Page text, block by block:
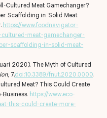
Cultured Meat Gamechanger?
Scaffolding in ‘Solid Meat
https://www.foodnavigator-
meat-gamechanger-
scaffolding-in-solid-meat-
2020). The Myth of Cultured
, 7.doi:10.3389/fnut.2020.0000.
Meat? This Could Create
Business. https://www.eco-
this-could-create-more-